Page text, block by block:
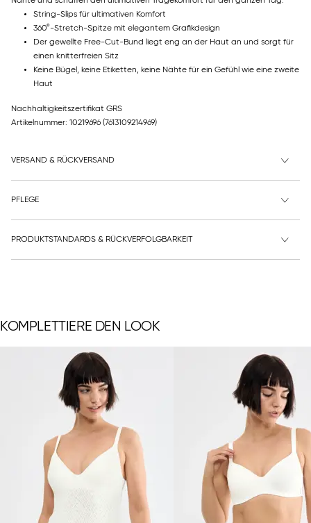
String-Slips für ultimativen Komfort
360°-Stretch-Spitze mit elegantem Grafikdesign
Der gewellte Free-Cut-Bund liegt eng an der Haut an und sorgt für
einen knitterfreien Sitz
Keine Bügel, keine Etiketten, keine Nähte für ein Gefühl wie eine zweite
Haut
Nachhaltigkeitszertifikat GRS
Artikelnummer: 10219696 (7613109214969)
VERSAND & RÜCKVERSAND
PFLEGE
PRODUKTSTANDARDS & RÜCKVERFOLGBARKEIT
KOMPLETTIERE DEN LOOK